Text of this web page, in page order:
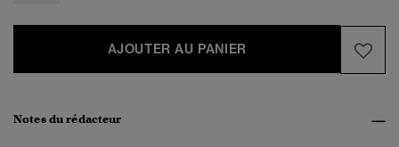
AJOUTER AU PANIER
Notes du rédacteur